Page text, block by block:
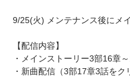
9/25(火) メンテナンス後にメ
【配信内容】
・メインストーリー3部16章
・新曲配信（3部17章3話をク